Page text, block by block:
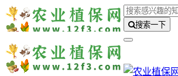
搜索一下